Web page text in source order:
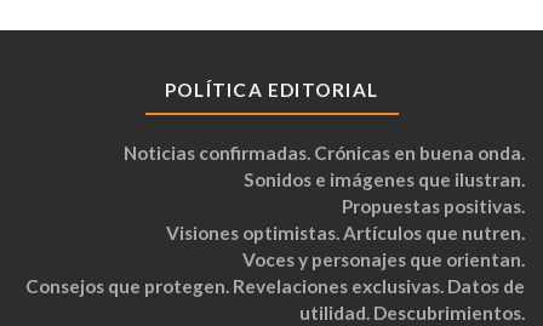
POLÍTICA EDITORIAL
Noticias confirmadas. Crónicas en buena onda.
Sonidos e imágenes que ilustran.
Propuestas positivas.
Visiones optimistas. Artículos que nutren.
Voces y personajes que orientan.
Consejos que protegen. Revelaciones exclusivas. Datos de
utilidad. Descubrimientos.